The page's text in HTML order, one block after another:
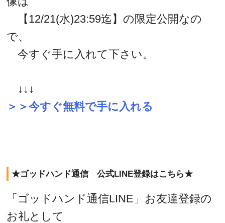
【12/21(水)23:59迄】の限定公開なの
で、
今すぐ手に入れて下さい。
↓↓↓
＞＞今すぐ無料で手に入れる
★ゴッドハンド通信 公式LINE登録はこちら★
「ゴッドハンド通信LINE」お友達登録の
お礼として